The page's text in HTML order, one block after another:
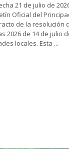
21 de julio de
Oficial del
de la resolución
2026 de 14 de julio
locales. Esta ...